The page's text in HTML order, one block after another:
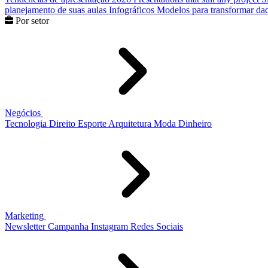
planejamento de suas aulas Infográficos Modelos para transformar
Por setor
Negócios
Tecnologia Direito Esporte Arquitetura Moda Dinheiro
Marketing
Newsletter Campanha Instagram Redes Sociais